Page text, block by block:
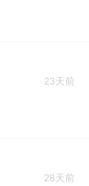
23天前
28天前